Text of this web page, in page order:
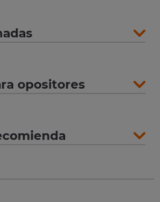
opositores